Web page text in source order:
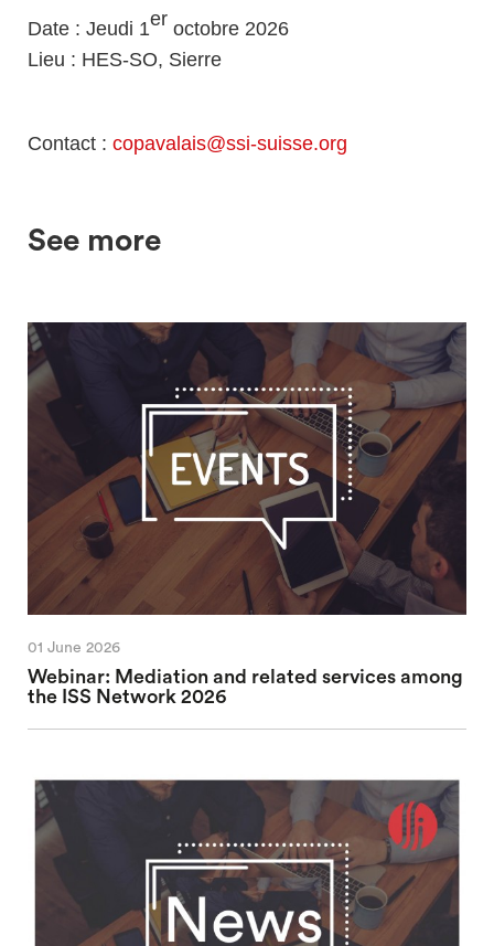
Date : Jeudi 1er octobre 2026
Lieu : HES-SO, Sierre
Contact : copavalais@ssi-suisse.org
See more
01 June 2026
Webinar: Mediation and related services among
the ISS Network 2026